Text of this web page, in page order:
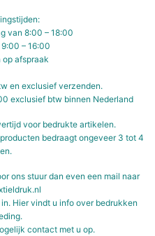
van 8:00 – 18:00
– 16:00
op afspraak
en exclusief verzenden.
exclusief btw binnen Nederland
voor bedrukte artikelen.
bedraagt ongeveer 3 tot 4
ons stuur dan even een mail naar
Hier vindt u info over bedrukken
contact met u op.